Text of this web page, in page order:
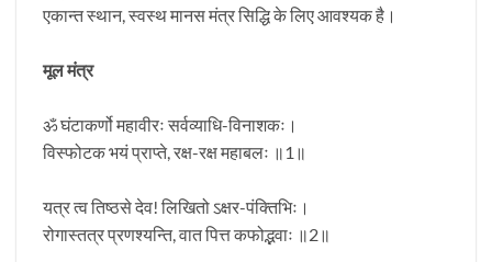
एकान्त स्थान, स्वस्थ मानस मंत्र सिद्धि के लिए आवश्यक है।
मूल मंत्र
ॐ घंटाकर्णो महावीरः सर्वव्याधि-विनाशकः।
विस्फोटक भयं प्राप्ते, रक्ष-रक्ष महाबलः ॥1॥
यत्र त्व तिष्ठसे देव! लिखितो ऽक्षर-पंक्तिभिः।
रोगास्तत्र प्रणश्यन्ति, वात पित्त कफोद्भवाः ॥2॥